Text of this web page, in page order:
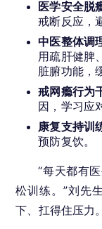
医学安全脱
戒断反应，
中医整体调
用疏肝健脾
脏腑功能，
戒网瘾行为
因，学习应
康复支持训
预防复饮。
“每天都有
松训练。”刘先
下、扛得住压力